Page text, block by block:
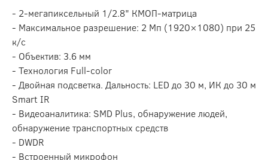
- 2-мегапиксельный 1/2.8" КMOП-матрица
- Максимальное разрешение: 2 Мп (1920×1080) при 25
к/с
- Объектив: 3.6 мм
- Технология Full-color
- Двойная подсветка. Дальность: LED до 30 м, ИК до 30 м
Smart IR
- Видеоаналитика: SMD Plus, обнаружение людей,
обнаружение транспортных средств
- DWDR
- Встроенный микрофон